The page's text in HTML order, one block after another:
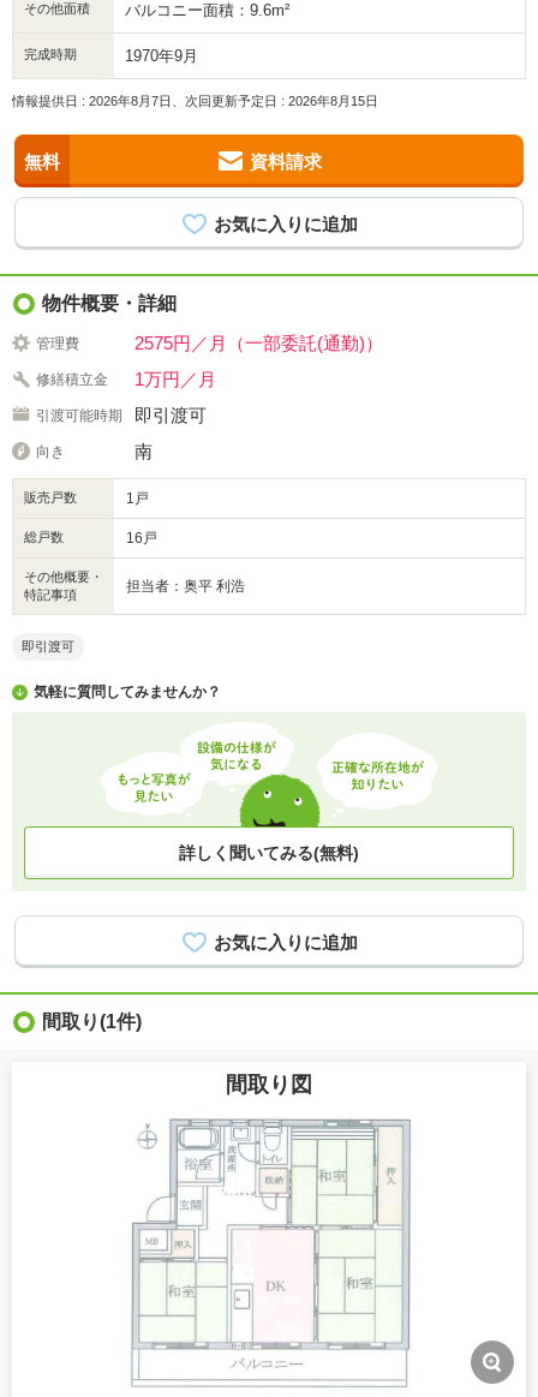
その他面積 バルコニー面積：9.6m²
完成時期 1970年9月
情報提供日 : 2026年8月7日、次回更新予定日 : 2026年8月15日
無料 資料請求
物件概要・詳細
管理費 2575円／月（一部委託(通勤)）
修繕積立金 1万円／月
引渡可能時期 即引渡可
向き 南
販売戸数 1戸
総戸数 16戸
その他概要・
特記事項
担当者：奥平 利浩
即引渡可
気軽に質問してみませんか？
詳しく聞いてみる(無料)
間取り(1件)
間取り図